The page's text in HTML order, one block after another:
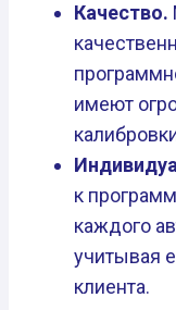
Качество.
имеют
к
каждого
учитывая
клиента.